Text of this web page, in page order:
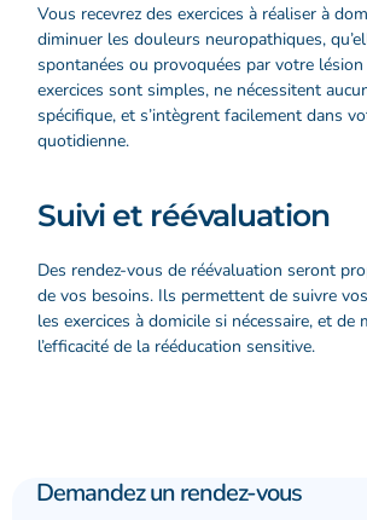
Vous recevrez des exercices à réaliser à
diminuer les douleurs neuropathiques,
spontanées ou provoquées par votre lésion
exercices sont simples, ne nécessitent
spécifique, et s’intègrent facilement dans
quotidienne.
Suivi et réévaluation
Des rendez-vous de réévaluation seront
de vos besoins. Ils permettent de suivre
les exercices à domicile si nécessaire, et de
l’efficacité de la rééducation sensitive.
Demandez
Demandez un rendez-vous